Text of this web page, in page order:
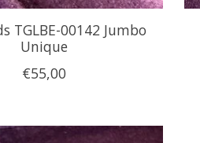
TGLBE-00142 Jumbo
Unique
€55,00